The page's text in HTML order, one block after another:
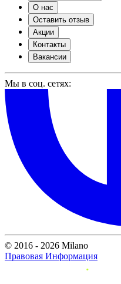
О нас
Оставить отзыв
Акции
Контакты
Вакансии
Мы в соц. сетях:
© 2016 - 2026 Milano
Правовая Информация